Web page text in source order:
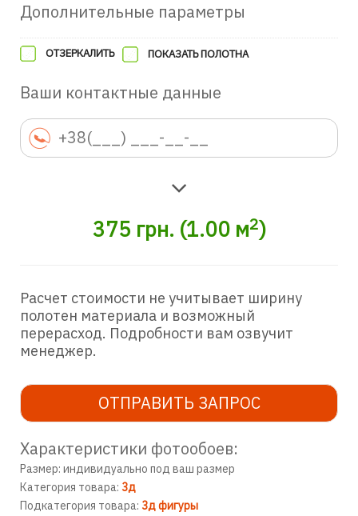
Дополнительные параметры
ОТЗЕРКАЛИТЬ ПОКАЗАТЬ ПОЛОТНА
Ваши контактные данные
375 грн. (1.00м2)
Расчет стоимости не учитывает ширину
полотен материала и возможный
перерасход. Подробности вам озвучит
менеджер.
ОТПРАВИТЬ ЗАПРОС
Характеристики фотообоев:
Размер: индивидуально под ваш размер
Категория товара: 3д
Подкатегория товара: 3д фигуры